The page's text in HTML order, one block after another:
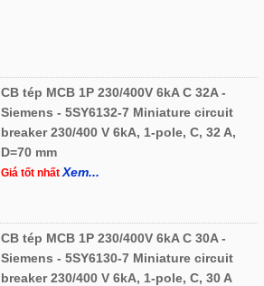
CB tép MCB 1P 230/400V 6kA C 32A -
Siemens - 5SY6132-7 Miniature circuit
breaker 230/400 V 6kA, 1-pole, C, 32 A,
D=70 mm
Giá tốt nhấtXem...
CB tép MCB 1P 230/400V 6kA C 30A -
Siemens - 5SY6130-7 Miniature circuit
breaker 230/400 V 6kA, 1-pole, C, 30 A